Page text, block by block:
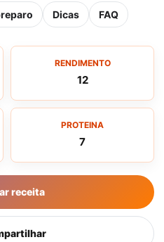
Dicas FAQ
RENDIMENTO
12
PROTEINA
7
receita